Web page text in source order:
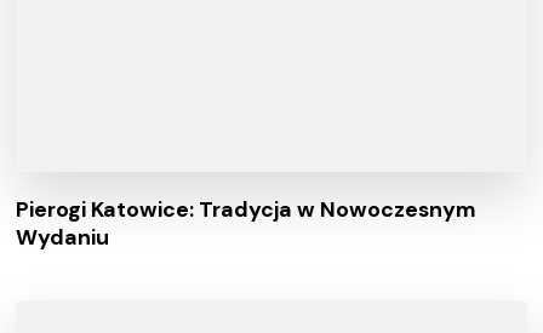
Pierogi Katowice: Tradycja w Nowoczesnym
Wydaniu